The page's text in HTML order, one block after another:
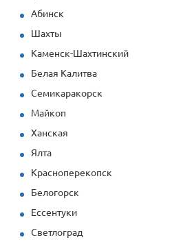
Абинск
Шахты
Каменск-Шахтинский
Белая Калитва
Семикаракорск
Майкоп
Ханская
Ялта
Красноперекопск
Белогорск
Ессентуки
Светлоград